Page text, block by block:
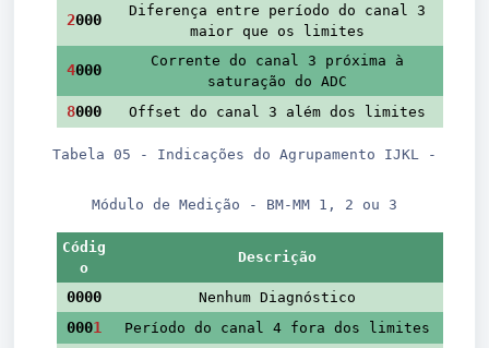
2000
Diferença entre período do canal 3
maior que os limites
4000
Corrente do canal 3 próxima à
saturação do ADC
8000 Offset do canal 3 além dos limites
Tabela 05 - Indicações do Agrupamento IJKL -
Módulo de Medição - BM-MM 1, 2 ou 3
Códig
o
Descrição
0000 Nenhum Diagnóstico
0001 Período do canal 4 fora dos limites